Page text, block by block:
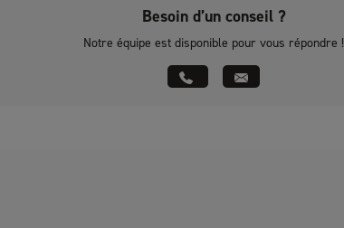
Besoin d’un conseil ?
Notre équipe est disponible pour vous répondre !